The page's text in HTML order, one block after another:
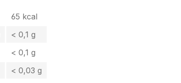
65 kcal
< 0,1 g
< 0,1 g
< 0,03 g